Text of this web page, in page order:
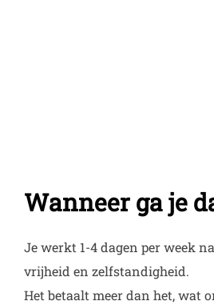
Wanneer ga je
Je werkt 1-4 dagen per week
vrijheid en zelfstandigheid.
Het betaalt meer dan het, wat